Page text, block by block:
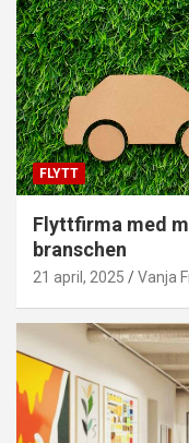
FLYTT
Flyttfirma med
branschen
21 april, 2025 Vanja